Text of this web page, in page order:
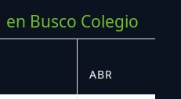
en Busco Colegio
ABR